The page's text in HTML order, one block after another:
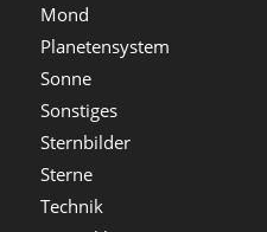
Mond
Planetensystem
Sonne
Sonstiges
Sternbilder
Sterne
Technik